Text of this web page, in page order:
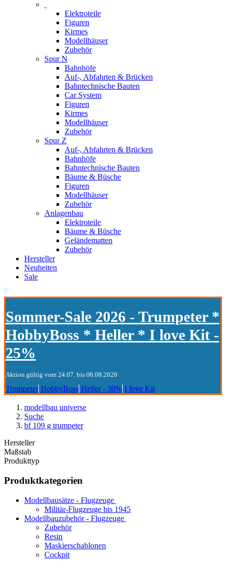
Elektroteile
Figuren
Kirmes
Modellhäuser
Zubehör
Spur N
Bahnhöfe
Auf-, Abfahrten & Brücken
Bahntechnische Bauten
Car System
Figuren
Kirmes
Modellhäuser
Zubehör
Spur Z
Auf-, Abfahrten & Brücken
Bahnhöfe
Bahntechnische Bauten
Bäume & Büsche
Figuren
Modellhäuser
Zubehör
Anlagenbau
Elektroteile
Bäume & Büsche
Geländematten
Zubehör
Hersteller
Neuheiten
Sale
Sommer-Sale 2026 - Trumpeter *
HobbyBoss * Heller * I love Kit -
25%
Aktion gültig vom 24.07. bis 06.08.2026
Trumpeter HobbyBoss Heller - 30% I love Kit
modellbau universe
Suche
bf 109 g trumpeter
Hersteller
Maßstab
Produkttyp
Produktkategorien
Modellbausätze - Flugzeuge
Militär-Flugzeuge bis 1945
Modellbauzubehör - Flugzeuge
Zubehör
Resin
Maskierschablonen
Cockpit